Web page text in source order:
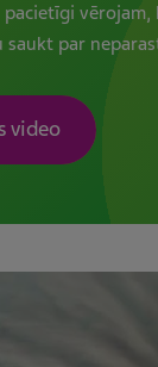
par
video